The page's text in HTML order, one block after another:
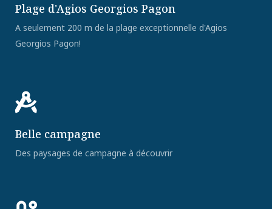
Plage d'Agios Georgios Pagon
A seulement 200 m de la plage exceptionnelle d'Agios
Georgios Pagon!
Belle campagne
Des paysages de campagne à découvrir